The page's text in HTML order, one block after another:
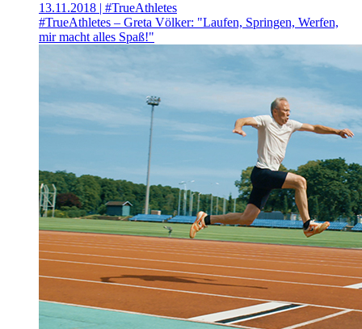
13.11.2018 | #TrueAthletes
#TrueAthletes – Greta Völker: "Laufen, Springen, Werfen,
mir macht alles Spaß!"